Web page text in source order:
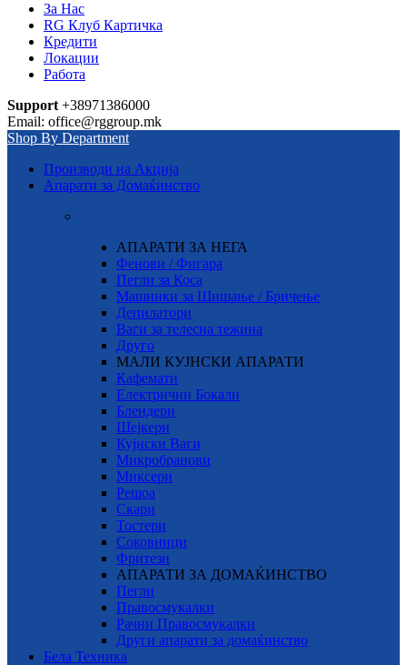
За Нас
RG Клуб Картичка
Кредити
Локации
Работа
Support +38971386000
Email: office@rggroup.mk
Shop By Department
Производи на Акција
Апарати за Домаќинство
АПАРАТИ ЗА НЕГА
Фенови / Фигара
Пегли за Коса
Машинки за Шишање / Бричење
Депилатори
Ваги за телесна тежина
Друго
МАЛИ КУЈНСКИ АПАРАТИ
Кафемати
Електрични Бокали
Блендери
Шејкери
Кујнски Ваги
Микробранови
Миксери
Решоа
Скари
Тостери
Соковници
Фритези
АПАРАТИ ЗА ДОМАЌИНСТВО
Пегли
Правосмукалки
Рачни Правосмукалки
Други апарати за домаќинство
Бела Техника